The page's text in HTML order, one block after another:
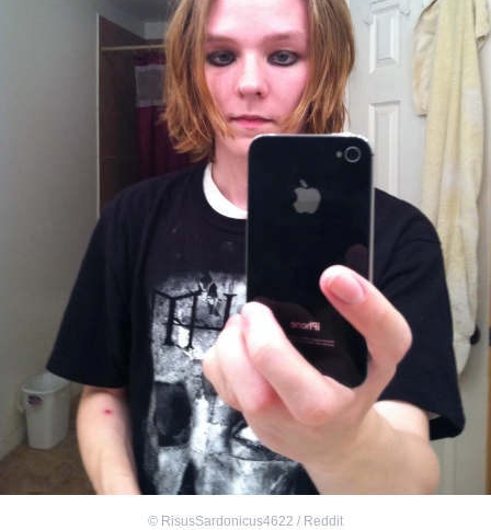
© RisusSardonicus4622 / Reddit